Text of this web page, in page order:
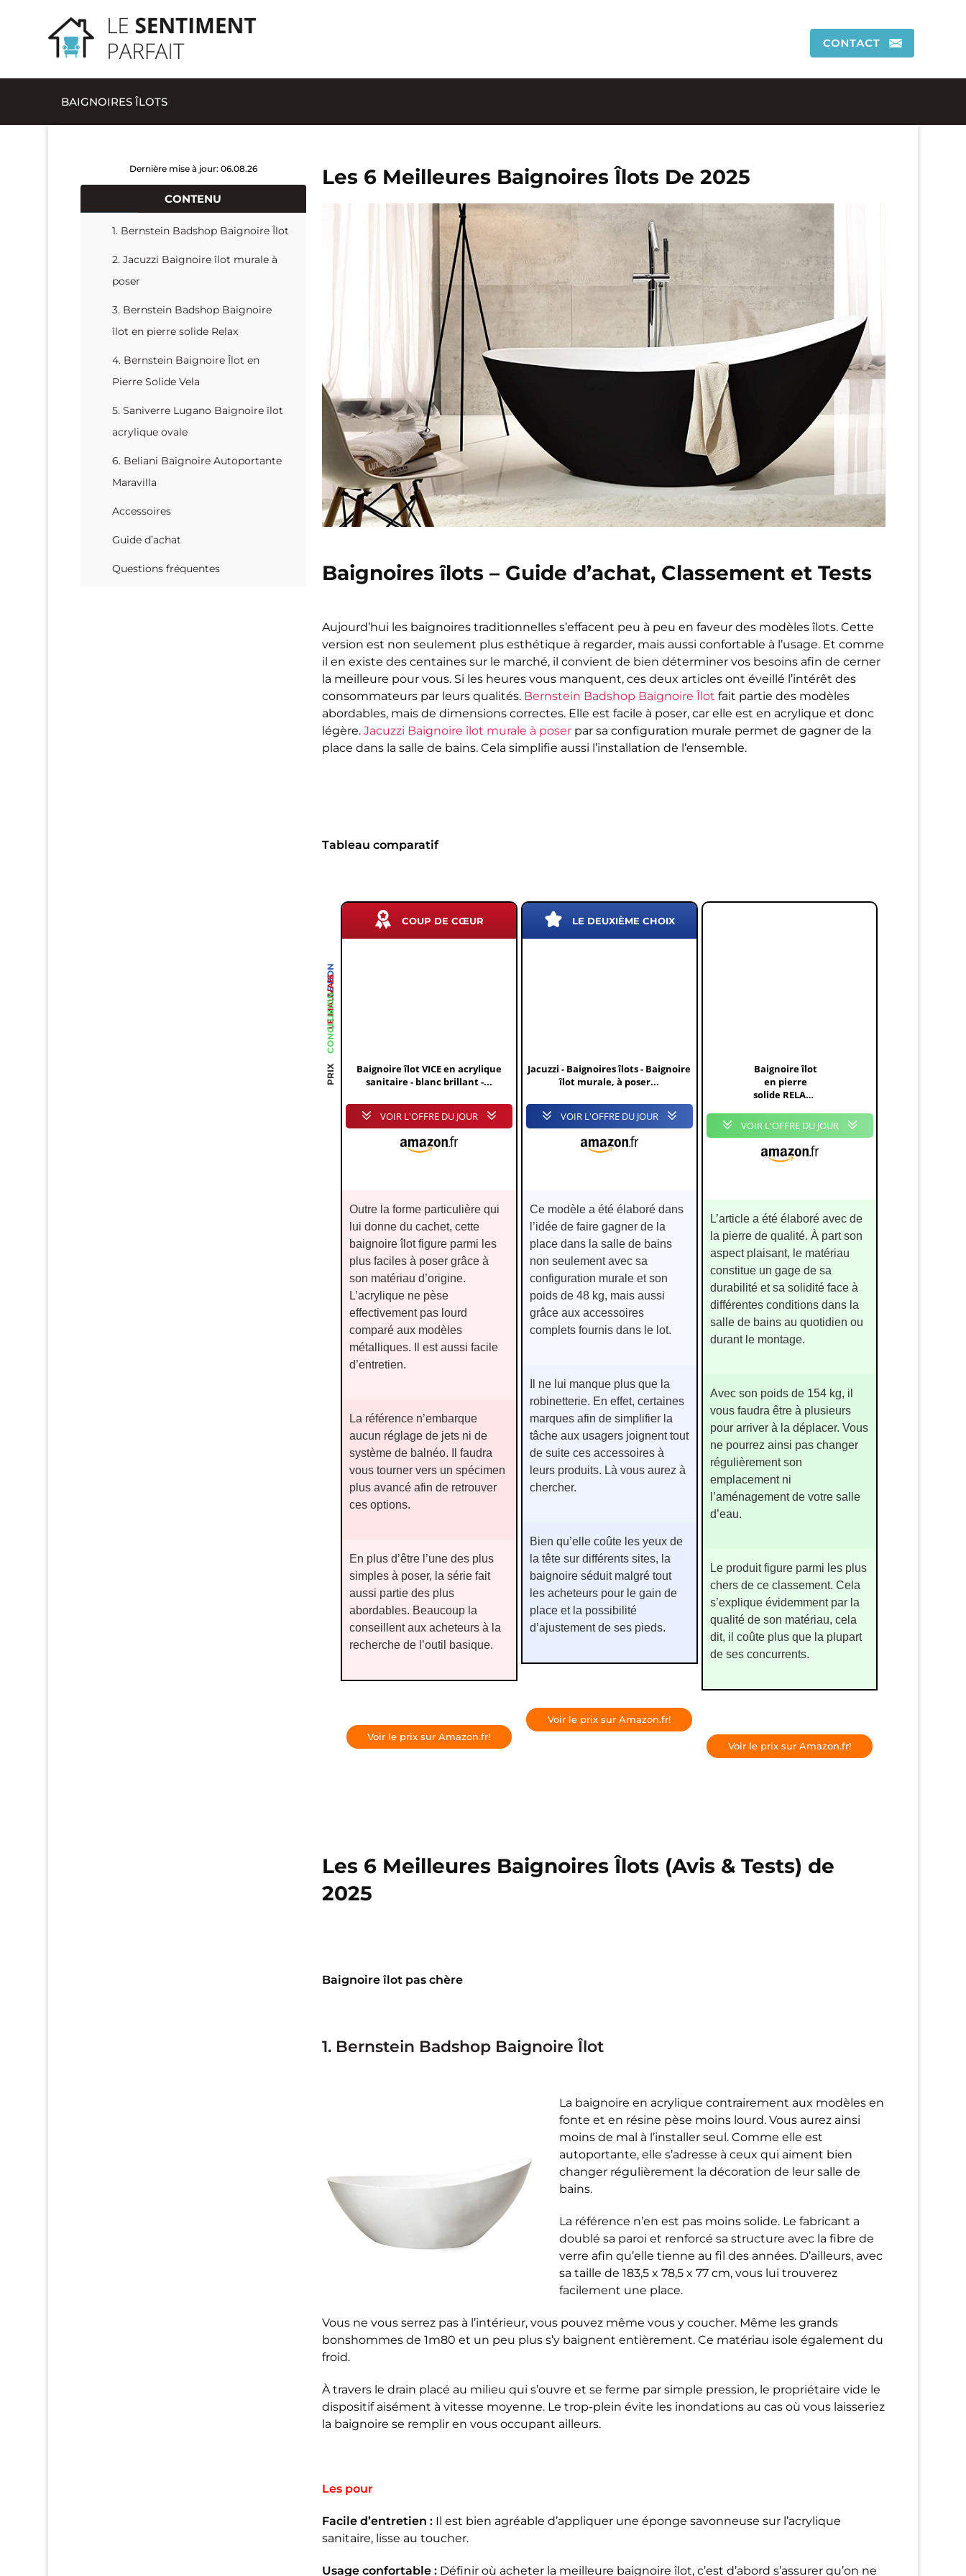
BAIGNOIRES ÎLOTS
Dernière mise à jour: 06.08.26
CONTENU
1. Bernstein Badshop Baignoire Îlot
2. Jacuzzi Baignoire îlot murale à
poser
3. Bernstein Badshop Baignoire
îlot en pierre solide Relax
4. Bernstein Baignoire Îlot en
Pierre Solide Vela
5. Saniverre Lugano Baignoire îlot
acrylique ovale
6. Beliani Baignoire Autoportante
Maravilla
Accessoires
Guide d’achat
Questions fréquentes
Les 6 Meilleures Baignoires Îlots De 2025
Baignoires îlots – Guide d’achat, Classement et Tests
Aujourd’hui les baignoires traditionnelles s’effacent peu à peu en faveur des modèles îlots. Cette
version est non seulement plus esthétique à regarder, mais aussi confortable à l’usage. Et comme
il en existe des centaines sur le marché, il convient de bien déterminer vos besoins afin de cerner
la meilleure pour vous. Si les heures vous manquent, ces deux articles ont éveillé l’intérêt des
consommateurs par leurs qualités. Bernstein Badshop Baignoire Îlot fait partie des modèles
abordables, mais de dimensions correctes. Elle est facile à poser, car elle est en acrylique et donc
légère.Jacuzzi Baignoire îlot murale à poser par sa configuration murale permet de gagner de la
place dans la salle de bains. Cela simplifie aussi l’installation de l’ensemble.
Tableau comparatif
LE BON
LE MAUVAIS
CONCLUSION
PRIX
COUP DE CŒUR
Baignoire îlot VICE en acrylique
sanitaire - blanc brillant -...
VOIR L'OFFRE DU JOUR
Outre la forme particulière qui
lui donne du cachet, cette
baignoire îlot figure parmi les
plus faciles à poser grâce à
son matériau d’origine.
L’acrylique ne pèse
effectivement pas lourd
comparé aux modèles
métalliques. Il est aussi facile
d’entretien.
La référence n’embarque
aucun réglage de jets ni de
système de balnéo. Il faudra
vous tourner vers un spécimen
plus avancé afin de retrouver
ces options.
En plus d’être l’une des plus
simples à poser, la série fait
aussi partie des plus
abordables. Beaucoup la
conseillent aux acheteurs à la
recherche de l’outil basique.
Voir le prix sur Amazon.fr!
LE DEUXIÈME CHOIX
Jacuzzi - Baignoires îlots - Baignoire
îlot murale, à poser...
VOIR L'OFFRE DU JOUR
Ce modèle a été élaboré dans
l’idée de faire gagner de la
place dans la salle de bains
non seulement avec sa
configuration murale et son
poids de 48 kg, mais aussi
grâce aux accessoires
complets fournis dans le lot.
Il ne lui manque plus que la
robinetterie. En effet, certaines
marques afin de simplifier la
tâche aux usagers joignent tout
de suite ces accessoires à
leurs produits. Là vous aurez à
chercher.
Bien qu’elle coûte les yeux de
la tête sur différents sites, la
baignoire séduit malgré tout
les acheteurs pour le gain de
place et la possibilité
d’ajustement de ses pieds.
Voir le prix sur Amazon.fr!
Baignoire îlot
en pierre
solide RELAX -
176x103cm
VOIR L'OFFRE DU JOUR
L’article a été élaboré avec de
la pierre de qualité. À part son
aspect plaisant, le matériau
constitue un gage de sa
durabilité et sa solidité face à
différentes conditions dans la
salle de bains au quotidien ou
durant le montage.
Avec son poids de 154 kg, il
vous faudra être à plusieurs
pour arriver à la déplacer. Vous
ne pourrez ainsi pas changer
régulièrement son
emplacement ni
l’aménagement de votre salle
d’eau.
Le produit figure parmi les plus
chers de ce classement. Cela
s’explique évidemment par la
qualité de son matériau, cela
dit, il coûte plus que la plupart
de ses concurrents.
Voir le prix sur Amazon.fr!
Les 6 Meilleures Baignoires Îlots (Avis & Tests) de
2025
Baignoire îlot pas chère
1. Bernstein Badshop Baignoire Îlot
La baignoire en acrylique contrairement aux modèles en
fonte et en résine pèse moins lourd. Vous aurez ainsi
moins de mal à l’installer seul. Comme elle est
autoportante, elle s’adresse à ceux qui aiment bien
changer régulièrement la décoration de leur salle de
bains.
La référence n’en est pas moins solide. Le fabricant a
doublé sa paroi et renforcé sa structure avec la fibre de
verre afin qu’elle tienne au fil des années. D’ailleurs, avec
sa taille de 183,5 x 78,5 x 77 cm, vous lui trouverez
facilement une place.
Vous ne vous serrez pas à l’intérieur, vous pouvez même vous y coucher. Même les grands
bonshommes de 1m80 et un peu plus s’y baignent entièrement. Ce matériau isole également du
froid.
À travers le drain placé au milieu qui s’ouvre et se ferme par simple pression, le propriétaire vide le
dispositif aisément à vitesse moyenne. Le trop-plein évite les inondations au cas où vous laisseriez
la baignoire se remplir en vous occupant ailleurs.
Les pour
Facile d’entretien : Il est bien agréable d’appliquer une éponge savonneuse sur l’acrylique
sanitaire, lisse au toucher.
Usage confortable : Définir où acheter la meilleure baignoire îlot, c’est d’abord s’assurer qu’on ne